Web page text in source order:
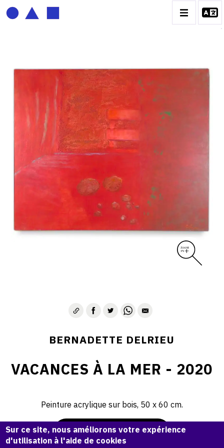
BERNADETTE DELRIEU
BIOGRAPHIE
CATALOGUE DES OEUVRES
ECRITURE DE LUMIÈRE
TÉNÈBRES ET LUMIÈRE
CONTACT
BERNADETTE DELRIEU
VACANCES À LA MER - 2020
Peinture acrylique sur bois, 50 x 60 cm.
Demande d'information
Sur ce site, nous améliorons votre expérience
d'utilisation à l'aide de cookies